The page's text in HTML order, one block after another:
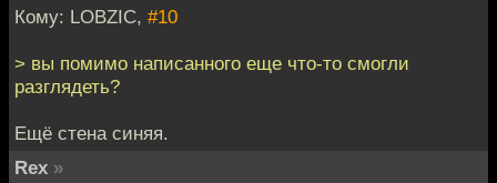
Кому: LOBZIC, #10
> вы помимо написанного еще что-то смогли
разглядеть?
Ещё стена синяя.
Rex »